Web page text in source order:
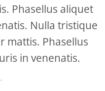
Phasellus aliquet
Nulla tristique
mattis. Phasellus
in venenatis.